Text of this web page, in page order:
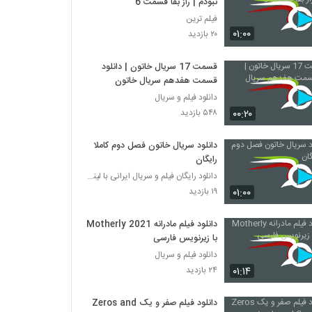
۰۱:۰۰
فیلم ترین
۲۰ بازدید
۰۰:۲۰
قسمت 17 سریال خاتون | دانلود
قسمت هفدهم سریال خاتون
دانلود فیلم و سریال
۵۴۸ بازدید
۰۱:۰۰
دانلود سریال خاتون فصل دوم کاملا
رایگان
دانلود رایگان فیلم و سریال ایرانی با لینک مستقیم
۱۹ بازدید
۰۱:۱۴
دانلود فیلم مادرانه Motherly 2021
با زیرنویس فارسی
دانلود فیلم و سریال
۲۴ بازدید
دانلود فیلم صفر و یک Zeros and